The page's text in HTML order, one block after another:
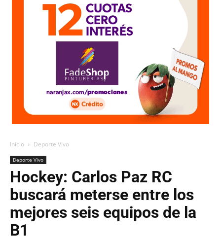
Inicio Deporte Vivo
Deporte Vivo
Hockey: Carlos Paz RC
buscará meterse entre los
mejores seis equipos de la
B1